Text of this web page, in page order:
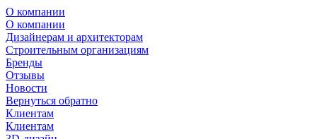
О компании
О компании
Дизайнерам и архитекторам
Строительным организациям
Бренды
Отзывы
Новости
Вернуться обратно
Клиентам
Клиентам